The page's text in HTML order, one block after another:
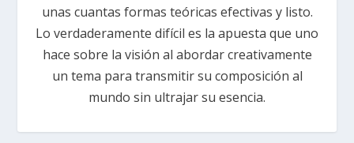
unas cuantas formas teóricas efectivas y listo.
Lo verdaderamente difícil es la apuesta que uno
hace sobre la visión al abordar creativamente
un tema para transmitir su composición al
mundo sin ultrajar su esencia.